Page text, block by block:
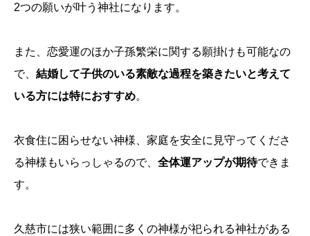
2つの願いが叶う神社になります。
また、恋愛運のほか子孫繁栄に関する願掛けも可能なの
で、 結婚して子供のいる素敵な過程を築きたいと考えて
いる方には特におすすめ。
衣食住に困らせない神様、家庭を安全に見守ってくださ
る神様もいらっしゃるので、 全体運アップが期待できま
す。
久慈市には狭い範囲に多くの神様が祀られる神社がある